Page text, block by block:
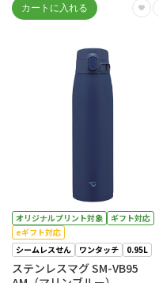
オリジナルプリント対象
ギフト対応
eギフト対応
シームレスせん
ワンタッチ 0.95L
ステンレスマグ SM-VB95